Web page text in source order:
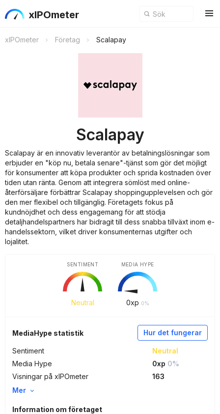
xIPOmeter
xIPOmeter Företag Scalapay
Scalapay
Scalapay är en innovativ leverantör av betalningslösningar som
erbjuder en "köp nu, betala senare"-tjänst som gör det möjligt
för konsumenter att köpa produkter och sprida kostnaden över
tiden utan ränta. Genom att integrera sömlöst med online-
återförsäljare förbättrar Scalapay shoppingupplevelsen och gör
den mer flexibel och tillgänglig. Företagets fokus på
kundnöjdhet och dess engagemang för att stödja
detaljhandelspartners har bidragit till dess snabba tillväxt inom e-
handelssektorn, vilket driver konsumenternas utgifter och
lojalitet.
Neutral
SENTIMENT
0xp 0%
MEDIA HYPE
Hur det fungerar
MediaHype statistik
Sentiment
Neutral
Media Hype
0xp 0%
Visningar på xIPOmeter
163
Mer
Information om företaget